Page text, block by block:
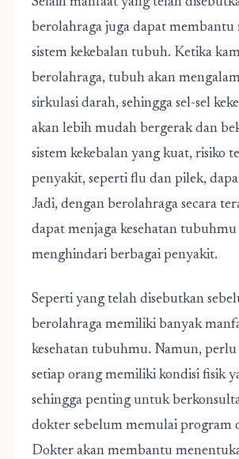
berolahraga juga dapat
sistem kekebalan tubuh. Ketika
berolahraga, tubuh akan
sirkulasi darah, sehingga sel-sel
akan lebih mudah bergerak dan
sistem kekebalan yang kuat, risiko
penyakit, seperti flu dan pilek,
Jadi, dengan berolahraga secara
dapat menjaga kesehatan
menghindari berbagai penyakit.
Seperti yang telah disebutkan
berolahraga memiliki banyak
kesehatan tubuhmu. Namun,
setiap orang memiliki kondisi fisik
sehingga penting untuk
dokter sebelum memulai program
Dokter akan membantu